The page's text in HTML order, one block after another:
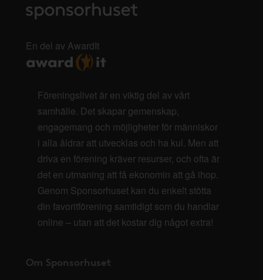
En del av AwardIt
Föreningslivet är en viktig del av vårt
samhälle. Det skapar gemenskap,
engagemang och möjligheter för människor
i alla åldrar att utvecklas och ha kul. Men att
driva en förening kräver resurser, och ofta är
det en utmaning att få ekonomin att gå ihop.
Genom Sponsorhuset kan du enkelt stötta
din favoritförening samtidigt som du handlar
online – utan att det kostar dig något extra!
Om Sponsorhuset